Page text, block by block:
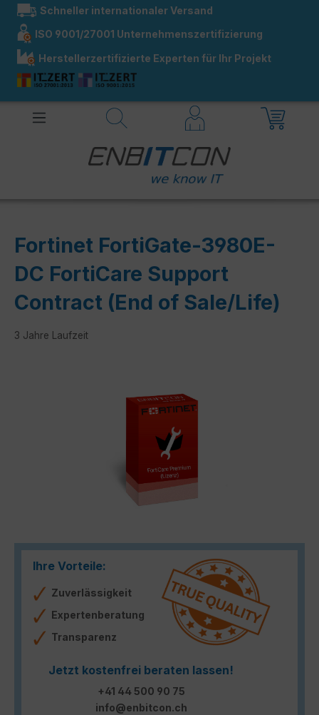
springen
Schneller internationaler Versand
ISO 9001/27001 Unternehmenszertifizierung
Herstellerzertifizierte Experten für Ihr Projekt
Fortinet FortiGate-3980E-
DC FortiCare Support
Contract (End of Sale/Life)
3 Jahre Laufzeit
Ihre Vorteile:
Zuverlässigkeit
Expertenberatung
Transparenz
Jetzt kostenfrei beraten lassen!
+41 44 500 90 75
info@enbitcon.ch